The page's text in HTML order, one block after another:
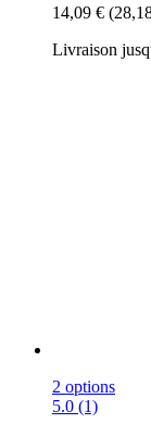
14,09 €
Livraison
2 options
5.0 (1)